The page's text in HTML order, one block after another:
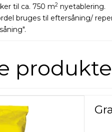
til ca. 750 m2 nyetablering.
bruges til eftersåning/